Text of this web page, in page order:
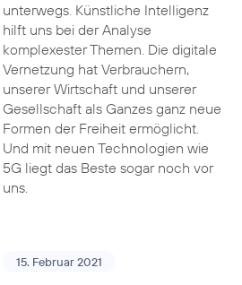
unterwegs. Künstliche Intelligenz
hilft uns bei der Analyse
komplexester Themen. Die digitale
Vernetzung hat Verbrauchern,
unserer Wirtschaft und unserer
Gesellschaft als Ganzes ganz neue
Formen der Freiheit ermöglicht.
Und mit neuen Technologien wie
5G liegt das Beste sogar noch vor
uns.
15. Februar 2021